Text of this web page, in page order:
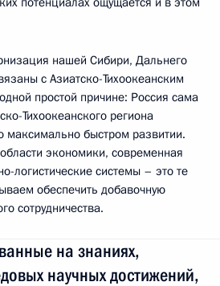
нашей Сибири, Дальнего
с Азиатско-Тихоокеанским
простой причине: Россия сама
Тихоокеанского региона
максимально быстром развитии.
экономики, современная
логистические системы – это те
обеспечить добавочную
сотрудничества.
на знаниях,
научных достижений,